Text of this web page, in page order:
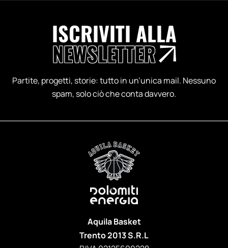
Aquila Basket
Trento 2013 S.R.L
ISCRIVITI ALLA
NEWSLETTER
Partite, progetti, storie: tutto in un’unica mail. Nessuno
spam, solo ciò che conta davvero.